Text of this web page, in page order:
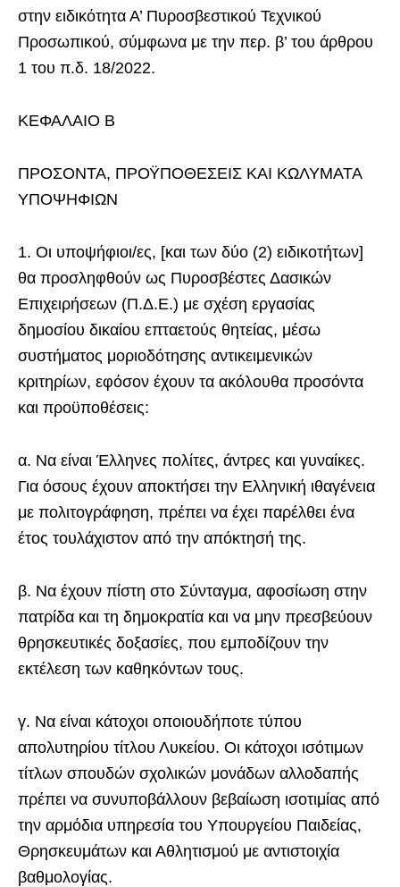
στην ειδικότητα Α’ Πυροσβεστικού Τεχνικού
Προσωπικού, σύμφωνα με την περ. β’ του άρθρου
1 του π.δ. 18/2022.
ΚΕΦΑΛΑΙΟ Β
ΠΡΟΣΟΝΤΑ, ΠΡΟΫΠΟΘΕΣΕΙΣ ΚΑΙ ΚΩΛΥΜΑΤΑ
ΥΠΟΨΗΦΙΩΝ
1. Οι υποψήφιοι/ες, [και των δύο (2) ειδικοτήτων]
θα προσληφθούν ως Πυροσβέστες Δασικών
Επιχειρήσεων (Π.Δ.Ε.) με σχέση εργασίας
δημοσίου δικαίου επταετούς θητείας, μέσω
συστήματος μοριοδότησης αντικειμενικών
κριτηρίων, εφόσον έχουν τα ακόλουθα προσόντα
και προϋποθέσεις:
α. Να είναι Έλληνες πολίτες, άντρες και γυναίκες.
Για όσους έχουν αποκτήσει την Ελληνική ιθαγένεια
με πολιτογράφηση, πρέπει να έχει παρέλθει ένα
έτος τουλάχιστον από την απόκτησή της.
β. Να έχουν πίστη στο Σύνταγμα, αφοσίωση στην
πατρίδα και τη δημοκρατία και να μην πρεσβεύουν
θρησκευτικές δοξασίες, που εμποδίζουν την
εκτέλεση των καθηκόντων τους.
γ. Να είναι κάτοχοι οποιουδήποτε τύπου
απολυτηρίου τίτλου Λυκείου. Οι κάτοχοι ισότιμων
τίτλων σπουδών σχολικών μονάδων αλλοδαπής
πρέπει να συνυποβάλλουν βεβαίωση ισοτιμίας από
την αρμόδια υπηρεσία του Υπουργείου Παιδείας,
Θρησκευμάτων και Αθλητισμού με αντιστοιχία
βαθμολογίας.